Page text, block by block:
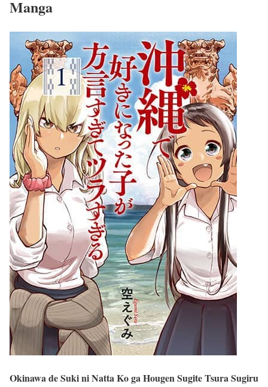
Manga
Okinawa de Suki ni Natta Ko ga Hougen Sugite Tsura Sugiru